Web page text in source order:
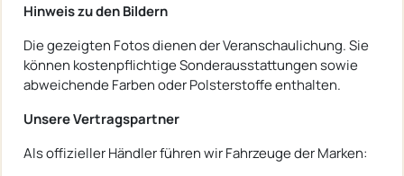
Hinweis zu den Bildern
Die gezeigten Fotos dienen der Veranschaulichung. Sie
können kostenpflichtige Sonderausstattungen sowie
abweichende Farben oder Polsterstoffe enthalten.
Unsere Vertragspartner
Als offizieller Händler führen wir Fahrzeuge der Marken: